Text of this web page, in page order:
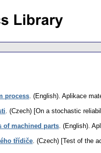
process. (English). Aplikace
. (Czech) [On a stochastic
of machined parts. (English).
třídiče. (Czech) [Test of the